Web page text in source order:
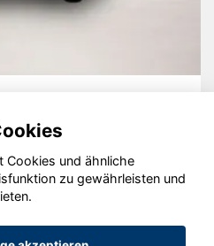
GmbH 2020 - 2026
Cookies und ähnliche
zu gewährleisten und